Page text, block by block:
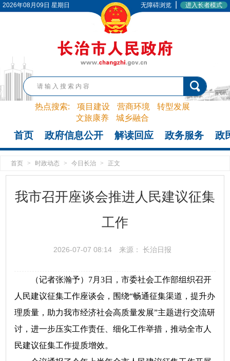
2026年08月09日 星期日 无障碍浏览 进入长者模式
热点搜索: 项目建设 营商环境
转型发展
文旅康养
城乡融合
首页 政府信息公开 解读回应 政务服务 政
首页 > 时政动态 > 今日长治 > 正文
我市召开座谈会推进人民建议征集
工作
2026-07-07 08:14 来源： 长治日报
（记者张瀚予）7月3日，市委社会工作部组织召开
人民建议征集工作座谈会，围绕“畅通征集渠道，提升办
理质量，助力我市经济社会高质量发展”主题进行交流研
讨，进一步压实工作责任、细化工作举措，推动全市人
民建议征集工作提质增效。